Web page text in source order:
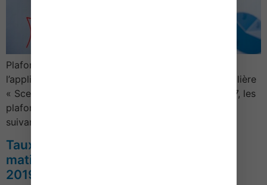
Plafonds de loyer et de ressources retenus pour
l’application du dispositif de défiscalisation immobilière
« Scellier »Barème 2019Plafonds de loyerPour 2017, les
plafonds au m2 (charges non comprises) sont les
suivants :Dispositif « Scellier classique …
Taux des droits d’enregistrement en
matière de vente immobilière – Année
2019